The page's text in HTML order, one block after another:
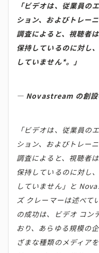
「ビデオは、従業員の
ション、およびトレー
調査によると、視聴者
保持しているのに対し
していません*。」
— Novastream の創設
「ビデオは、従業員の
ション、およびトレー
調査によると、視聴者
保持しているのに対し
していません」と
ズ クレーマーは述べ
の成功は、ビデオ コン
おり、あらゆる規模の
ざまな種類のメディア